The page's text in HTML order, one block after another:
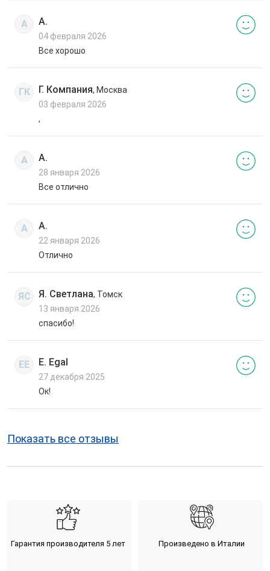
А А.
04 февраля 2026
Все хорошо
ГК Г. Компания, Москва
03 февраля 2026
,
А А.
28 января 2026
Все отлично
А А.
22 января 2026
Отлично
ЯС Я. Светлана, Томск
13 января 2026
спасибо!
EE E. Egal
27 декабря 2025
Ок!
Показать все отзывы
Гарантия производителя 5 лет Произведено в Италии